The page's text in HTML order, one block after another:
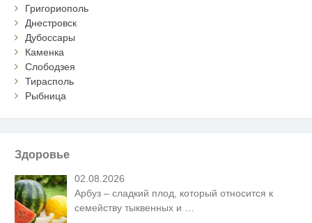
Григориополь
Днестровск
Дубоссары
Каменка
Слободзея
Тирасполь
Рыбница
Здоровье
02.08.2026
Арбуз – сладкий плод, который относится к
семейству тыквенных и …